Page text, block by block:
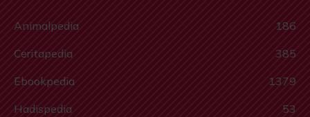
Animalpedia
186
Ceritapedia
385
Ebookpedia
1379
Hadispedia
53